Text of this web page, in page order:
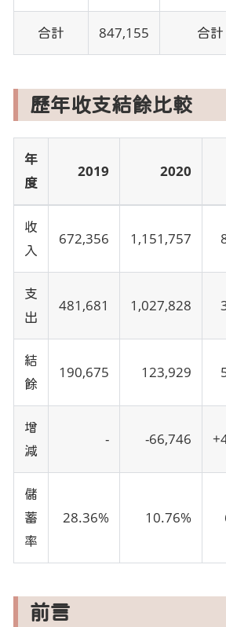
合計 847,155 合計
歷年收支結餘比較
年
度
2019 2020
收
入
672,356 1,151,757
支
出
481,681 1,027,828
結
餘
190,675 123,929
增
減
- -66,746
儲
蓄
率
28.36% 10.76%
前言